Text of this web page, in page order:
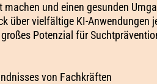
und einen gesunden
über vielfältige KI-Anwendungen
Potenzial für
von Fachkräften